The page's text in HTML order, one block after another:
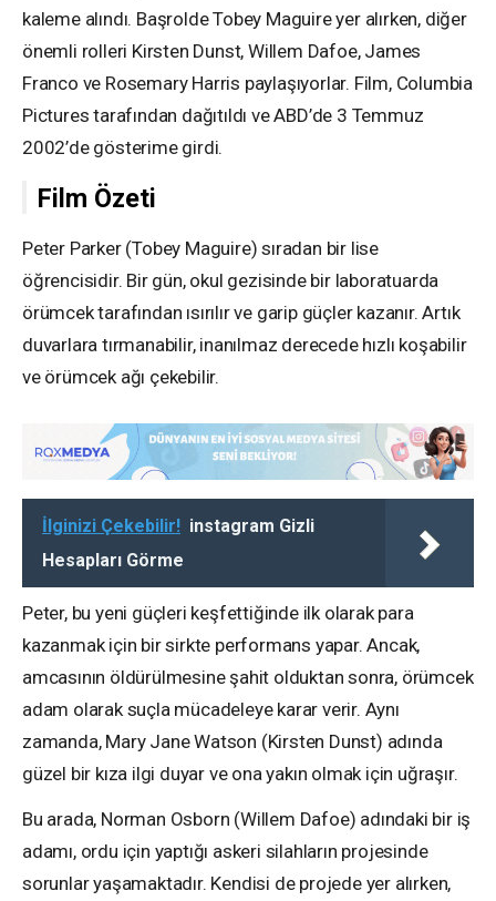
kaleme alındı. Başrolde Tobey Maguire yer alırken, diğer
önemli rolleri Kirsten Dunst, Willem Dafoe, James
Franco ve Rosemary Harris paylaşıyorlar. Film, Columbia
Pictures tarafından dağıtıldı ve ABD’de 3 Temmuz
2002’de gösterime girdi.
Film Özeti
Peter Parker (Tobey Maguire) sıradan bir lise
öğrencisidir. Bir gün, okul gezisinde bir laboratuarda
örümcek tarafından ısırılır ve garip güçler kazanır. Artık
duvarlara tırmanabilir, inanılmaz derecede hızlı koşabilir
ve örümcek ağı çekebilir.
İlginizi Çekebilir! instagram Gizli
Hesapları Görme
Peter, bu yeni güçleri keşfettiğinde ilk olarak para
kazanmak için bir sirkte performans yapar. Ancak,
amcasının öldürülmesine şahit olduktan sonra, örümcek
adam olarak suçla mücadeleye karar verir. Aynı
zamanda, Mary Jane Watson (Kirsten Dunst) adında
güzel bir kıza ilgi duyar ve ona yakın olmak için uğraşır.
Bu arada, Norman Osborn (Willem Dafoe) adındaki bir iş
adamı, ordu için yaptığı askeri silahların projesinde
sorunlar yaşamaktadır. Kendisi de projede yer alırken,